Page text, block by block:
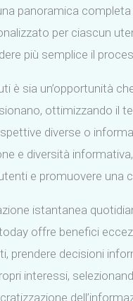
panoramica
per ciascun
più semplice il
è sia un’opportunità
ottimizzando il
diverse o
e diversità
e promuovere una
istantanea
offre benefici
prendere decisioni
interessi,